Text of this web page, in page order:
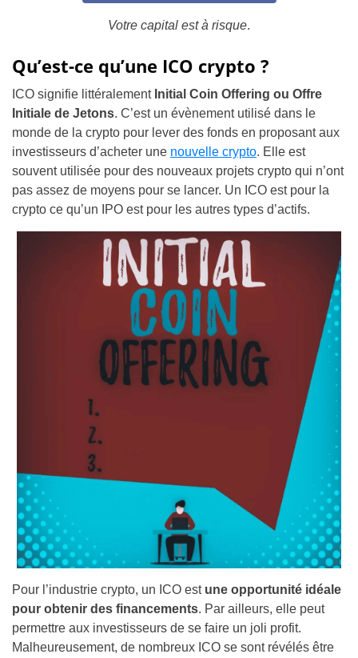
Votre capital est à risque.
Qu’est-ce qu’une ICO crypto ?
ICO signifie littéralement Initial Coin Offering ou Offre
Initiale de Jetons. C’est un évènement utilisé dans le
monde de la crypto pour lever des fonds en proposant aux
investisseurs d’acheter une nouvelle crypto. Elle est
souvent utilisée pour des nouveaux projets crypto qui n’ont
pas assez de moyens pour se lancer. Un ICO est pour la
crypto ce qu’un IPO est pour les autres types d’actifs.
Pour l’industrie crypto, un ICO estune opportunité idéale
pour obtenir des financements. Par ailleurs, elle peut
permettre aux investisseurs de se faire un joli profit.
Malheureusement, de nombreux ICO se sont révélés être